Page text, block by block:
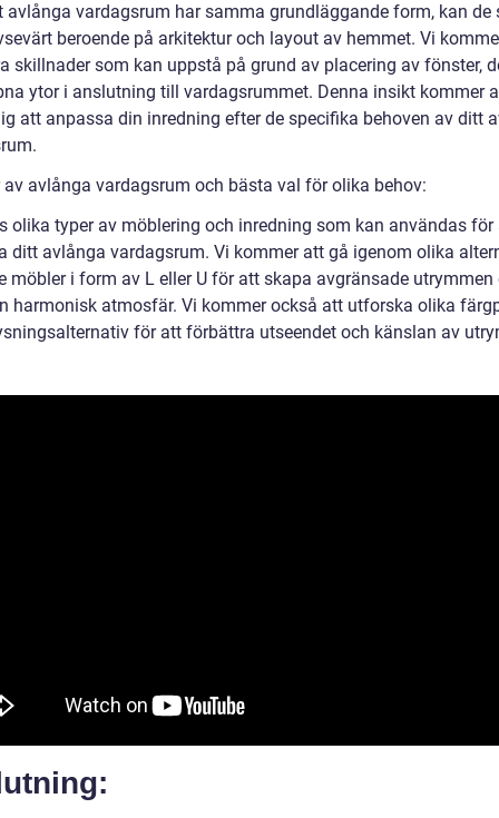
avlånga vardagsrum har samma grundläggande form, kan de
beroende på arkitektur och layout av hemmet. Vi
skillnader som kan uppstå på grund av placering av fönster,
ytor i anslutning till vardagsrummet. Denna insikt kommer
att anpassa din inredning efter de specifika behoven av ditt
av avlånga vardagsrum och bästa val för olika behov:
olika typer av möblering och inredning som kan användas för
ditt avlånga vardagsrum. Vi kommer att gå igenom olika
möbler i form av L eller U för att skapa avgränsade utrymmen
harmonisk atmosfär. Vi kommer också att utforska olika
för att förbättra utseendet och känslan av